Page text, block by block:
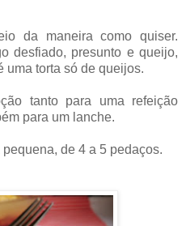
da maneira como quiser.
desfiado, presunto e queijo,
uma torta só de queijos.
tanto para uma refeição
para um lanche.
de 4 a 5 pedaços.